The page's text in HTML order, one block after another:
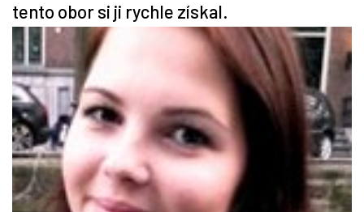
tento obor si ji rychle získal.